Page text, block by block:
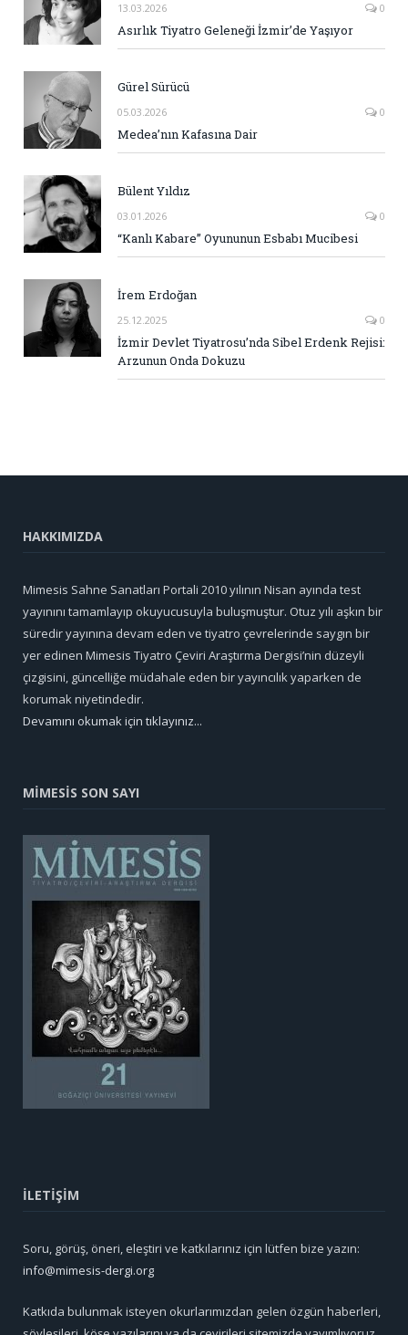
13.03.2026 0
Asırlık Tiyatro Geleneği İzmir’de Yaşıyor
Gürel Sürücü
05.03.2026 0
Medea’nın Kafasına Dair
Bülent Yıldız
03.01.2026 0
“Kanlı Kabare” Oyununun Esbabı Mucibesi
İrem Erdoğan
25.12.2025 0
İzmir Devlet Tiyatrosu’nda Sibel Erdenk Rejisi:
Arzunun Onda Dokuzu
HAKKIMIZDA
Mimesis Sahne Sanatları Portali 2010 yılının Nisan ayında test
yayınını tamamlayıp okuyucusuyla buluşmuştur. Otuz yılı aşkın bir
süredir yayınına devam eden ve tiyatro çevrelerinde saygın bir
yer edinen Mimesis Tiyatro Çeviri Araştırma Dergisi’nin düzeyli
çizgisini, güncelliğe müdahale eden bir yayıncılık yaparken de
korumak niyetindedir.
Devamını okumak için tıklayınız...
MİMESİS SON SAYI
İLETİŞİM
Soru, görüş, öneri, eleştiri ve katkılarınız için lütfen bize yazın:
info@mimesis-dergi.org
Katkıda bulunmak isteyen okurlarımızdan gelen özgün haberleri,